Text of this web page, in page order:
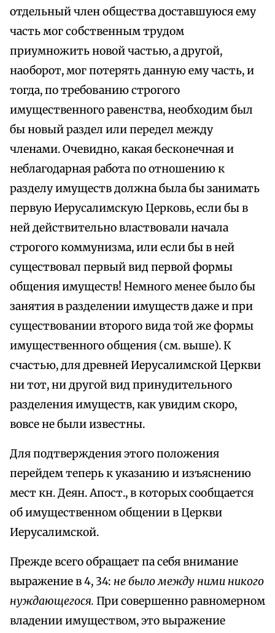
отдельный член общества доставшуюся ему
часть мог собственным трудом
приумножить новой частью, а другой,
наоборот, мог потерять данную ему часть, и
тогда, по требованию строгого
имущественного равенства, необходим был
бы новый раздел или передел между
членами. Очевидно, какая бесконечная и
неблагодарная работа по отношению к
разделу имуществ должна была бы занимать
первую Иерусалимскую Церковь, если бы в
ней действительно властвовали начала
строгого коммунизма, или если бы в ней
существовал первый вид первой формы
общения имуществ! Немного менее было бы
занятия в разделении имуществ даже и при
существовании второго вида той же формы
имущественного общения (см. выше). К
счастью, для древней Иерусалимской Церкви
ни тот, ни другой вид принудительного
разделения имуществ, как увидим скоро,
вовсе не были известны.
Для подтверждения этого положения
перейдем теперь к указанию и изъяснению
мест кн. Деян. Апост., в которых сообщается
об имущественном общении в Церкви
Иерусалимской.
Прежде всего обращает па себя внимание
выражение в 4, 34: не было между ними никого
нуждающегося. При совершенно равномерном
владении имуществом, это выражение